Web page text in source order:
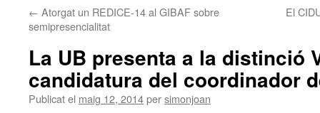
← Atorgat un REDICE-14 al GIBAF sobre
semipresencialitat
El
La UB presenta a la distinció
candidatura del coordinador
Publicat el maig 12, 2014persimonjoan